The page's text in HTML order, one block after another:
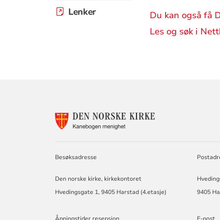
Lenker
Du kan også få
Les og søk i
Besøksadresse
Den norske kirke, kirkekontoret
Hvedingsgate 1, 9405 Harstad (4.etasje)
Åpningstider resepsjon
9405
E-post